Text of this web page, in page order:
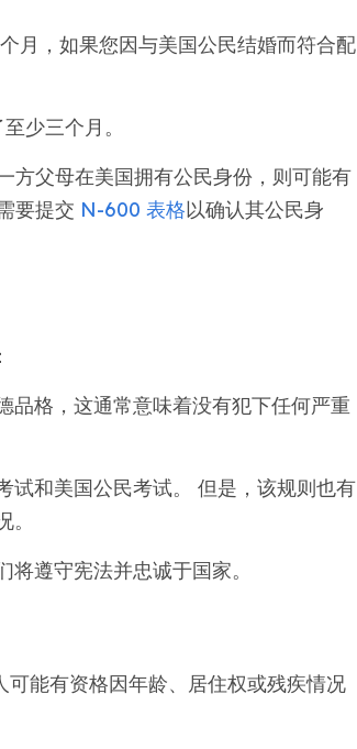
月，如果您因与美国公民结婚而符合配
少三个月。
方父母在美国拥有公民身份，则可能有
要提交 N-600 表格以确认其公民身
品格，这通常意味着没有犯下任何严重
试和美国公民考试。 但是，该规则也有
遵守宪法并忠诚于国家。
能有资格因年龄、居住权或残疾情况